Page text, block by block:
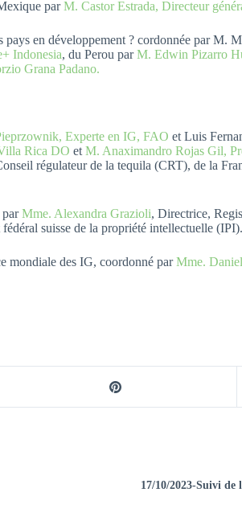
parM. Castor Estrada, Directeur
pays en développement ? cordonnée par
Indonesia, du Perou parM. Edwin Pizarro
Grana Padano.
Experte en IG, FAO et Luis
Rica DO etM. Anaximandro Rojas Gil,
régulateur de la tequila (CRT), de la
parMme. Alexandra Grazioli, Directrice,
suisse de la propriété intellectuelle (IPI).
mondiale des IG, coordonné parMme.
17/10/2023-Suivi